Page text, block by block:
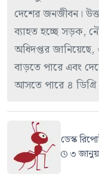
দেশের জনজীবন।
ব্যাহত হচ্ছে সড়ক,
অধিদপ্তর
বাড়তে পারে এবং
আসতে পারে ৪ ডিগ্রি
ডেস্ক
৩